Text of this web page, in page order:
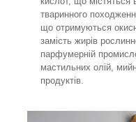
тваринного
що отримуються
замість жирів
парфумерній
мастильних олій,
продуктів.